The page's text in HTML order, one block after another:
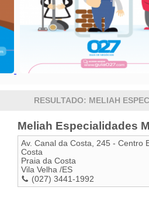
RESULTADO: MELIAH
Meliah Especialidades
Av. Canal da Costa, 245 - Centro
Costa
Praia da Costa
Vila Velha /ES
(027) 3441-1992